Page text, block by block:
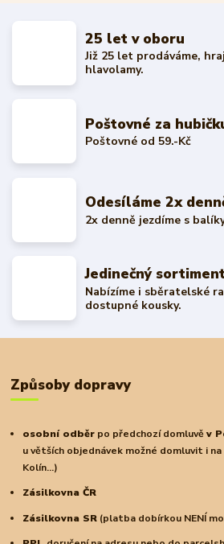
25 let v oboru
Již 25 let prodáváme,
hlavolamy.
Poštovné za
Poštovné od 59.-Kč
Odesíláme 2x
2x denně jezdíme s
Jedinečný
Nabízíme i sběratelské
dostupné kousky.
Způsoby dopravy
osobní odběr po předchozí domluvěv
u větších objednávek možné domluvit i
Kolín...)
Zásilkovna ČR
Zásilkovna SR (platba dobírkou NENÍ